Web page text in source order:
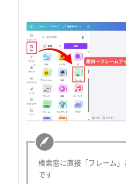
検索窓に直接「フレーム
です